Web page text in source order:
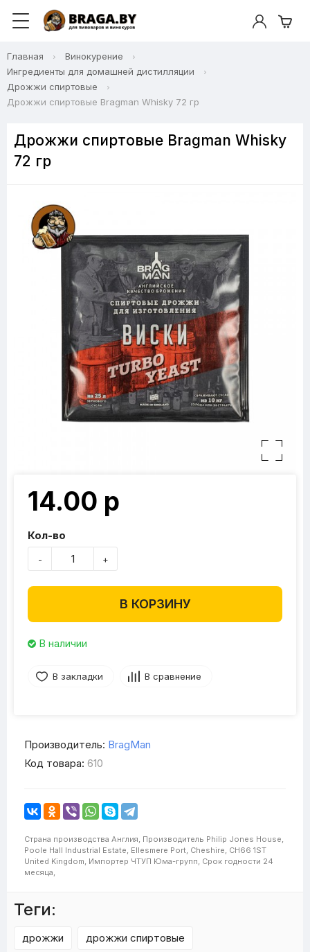
Главная
Винокурение
Ингредиенты для домашней дистилляции
Дрожжи спиртовые
Дрожжи спиртовые Bragman Whisky 72 гр
Дрожжи спиртовые Bragman Whisky
72 гр
14.00 р
Кол-во
- +
В КОРЗИНУ
В наличии
В закладки В сравнение
Производитель: BragMan
Код товара: 610
Страна производства Англия, Производитель Philip Jones House,
Poole Hall Industrial Estate, Ellesmere Port, Cheshire, CH66 1ST
United Kingdom, Импортер ЧТУП Юма-групп, Срок годности 24
месяца,
Теги:
дрожжи дрожжи спиртовые